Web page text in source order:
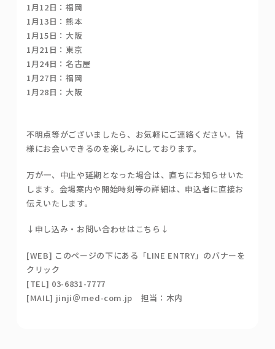
1月12日：福岡
1月13日：熊本
1月15日：大阪
1月21日：東京
1月24日：名古屋
1月27日：福岡
1月28日：大阪
不明点等がございましたら、お気軽にご連絡ください。皆
様にお会いできるのを楽しみにしております。
万が一、中止や延期となった場合は、直ちにお知らせいた
します。会場案内や開始時刻等の詳細は、申込者に直接お
伝えいたします。
↓申し込み・お問い合わせはこちら↓
[WEB] このページの下にある「LINE ENTRY」のバナーを
クリック
[TEL] 03-6831-7777
[MAIL] jinji＠med-com.jp 担当：木内